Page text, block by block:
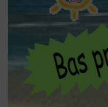
hauteur et ne veut pas